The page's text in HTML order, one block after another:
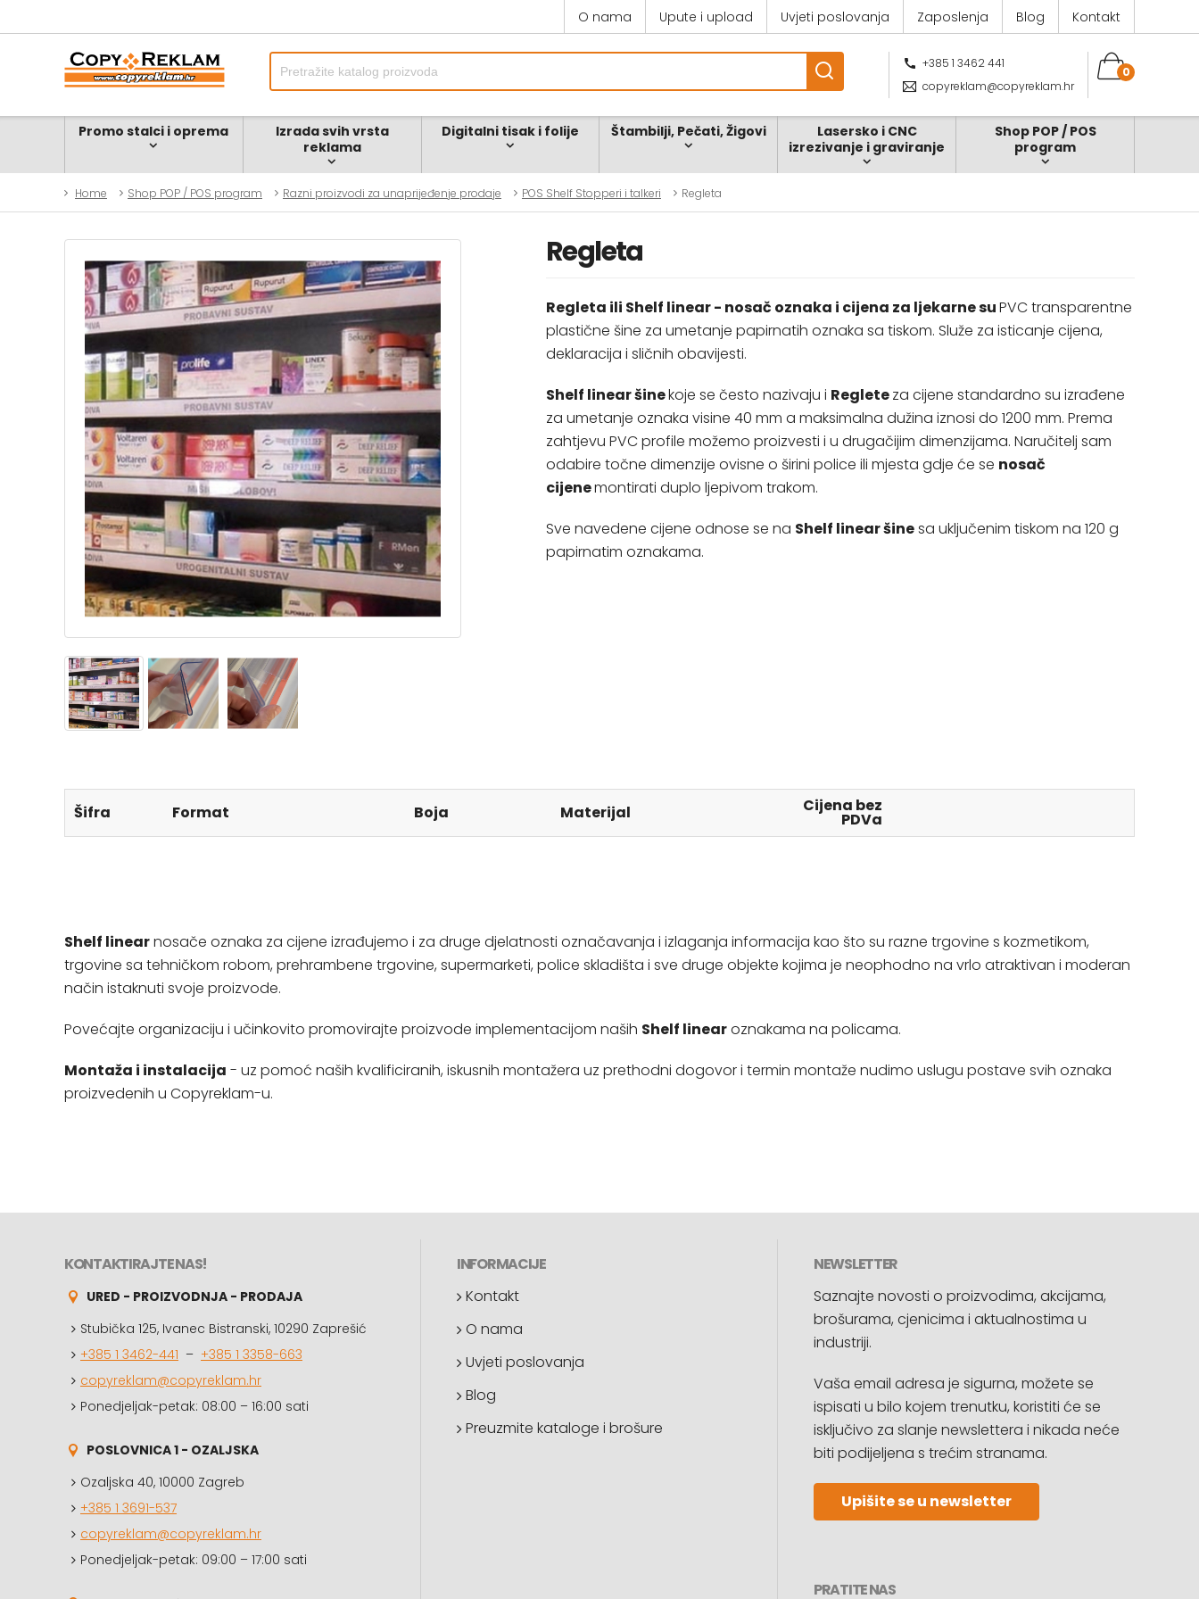
O nama Upute i upload Uvjeti poslovanja Zaposlenja Blog Kontakt
+385 1 3462 441
copyreklam@copyreklam.hr
0
Promo stalci i oprema
Izrada svih vrsta
reklama
Digitalni tisak i folije Štambilji, Pečati, Žigovi
Lasersko i CNC
izrezivanje i graviranje
Shop POP / POS
program
Home Shop POP / POS program Razni proizvodi za unaprijeđenje prodaje POS Shelf Stopperi i talkeri Regleta
Regleta
Regleta ili Shelf linear - nosač oznaka i cijena za ljekarne suPVC transparentne
plastične šine za umetanje papirnatih oznaka sa tiskom. Služe za isticanje cijena,
deklaracija i sličnih obavijesti.
Shelf linear šinekoje se često nazivaju i Regleteza cijene standardno su izrađene
za umetanje oznaka visine 40 mm a maksimalna dužina iznosi do 1200 mm. Prema
zahtjevu PVC profile možemo proizvesti i u drugačijim dimenzijama. Naručitelj sam
odabire točne dimenzije ovisne o širini police ili mjesta gdje će se nosač
cijenemontirati duplo ljepivom trakom.
Sve navedene cijene odnose se na Shelf linear šinesa uključenim tiskom na 120 g
papirnatim oznakama.
Šifra Format Boja Materijal Cijena bez
PDVa
Shelf linearnosače oznaka za cijene izrađujemo i za druge djelatnosti označavanja i izlaganja informacija kao što su razne trgovine s kozmetikom,
trgovine sa tehničkom robom, prehrambene trgovine, supermarketi, police skladišta i sve druge objekte kojima je neophodno na vrlo atraktivan i moderan
način istaknuti svoje proizvode.
Povećajte organizaciju i učinkovito promovirajte proizvode implementacijom naših Shelf linearoznakama na policama.
Montaža i instalacija - uz pomoć naših kvalificiranih, iskusnih montažera uz prethodni dogovor i termin montaže nudimo uslugu postave svih oznaka
proizvedenih u Copyreklam-u.
KONTAKTIRAJTE NAS!
URED - PROIZVODNJA - PRODAJA
Stubička 125, Ivanec Bistranski, 10290 Zaprešić
+385 1 3462-441 – +385 1 3358-663
copyreklam@copyreklam.hr
Ponedjeljak-petak: 08:00 – 16:00 sati
POSLOVNICA 1 - OZALJSKA
Ozaljska 40, 10000 Zagreb
+385 1 3691-537
copyreklam@copyreklam.hr
Ponedjeljak-petak: 09:00 – 17:00 sati
INFORMACIJE
Kontakt
O nama
Uvjeti poslovanja
Blog
Preuzmite kataloge i brošure
NEWSLETTER
Saznajte novosti o proizvodima, akcijama,
brošurama, cjenicima i aktualnostima u
industriji.
Vaša email adresa je sigurna, možete se
ispisati u bilo kojem trenutku, koristiti će se
isključivo za slanje newslettera i nikada neće
biti podijeljena s trećim stranama.
Upišite se u newsletter
PRATITE NAS